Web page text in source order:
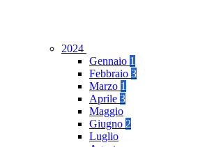
2024
Gennaio 1
Febbraio 3
Marzo 1
Aprile 3
Maggio
Giugno 2
Luglio